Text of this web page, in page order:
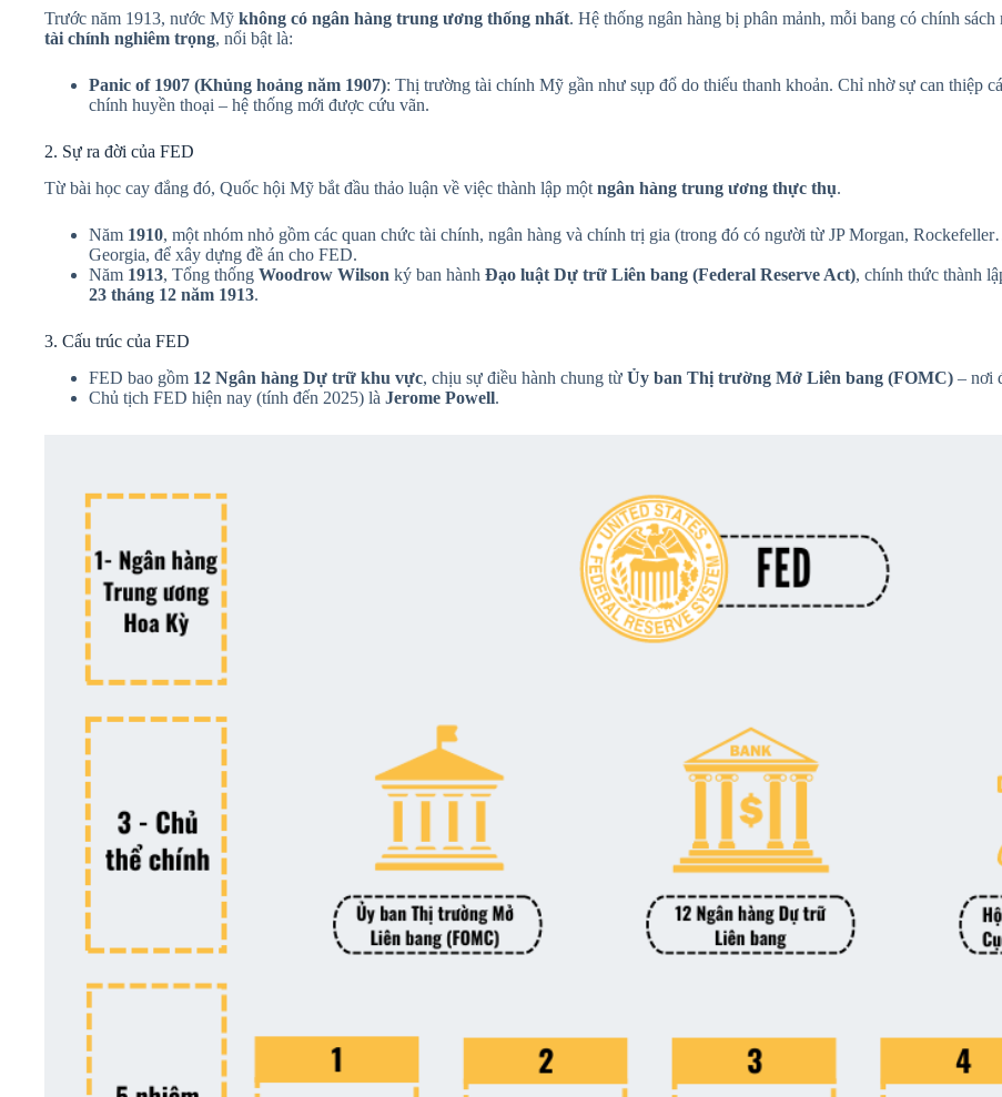
Trước năm 1913, nước Mỹ không có ngân hàng trung ương thống nhất. Hệ thống ngân hàng bị phân mảnh, mỗi bang có chính sách
tài chính nghiêm trọng, nổi bật là:
Panic of 1907 (Khủng hoảng năm 1907): Thị trường tài chính Mỹ gần như sụp đổ do thiếu thanh khoản. Chỉ nhờ sự can thiệp
chính huyền thoại – hệ thống mới được cứu vãn.
2. Sự ra đời của FED
Từ bài học cay đắng đó, Quốc hội Mỹ bắt đầu thảo luận về việc thành lập một ngân hàng trung ương thực thụ.
Năm 1910, một nhóm nhỏ gồm các quan chức tài chính, ngân hàng và chính trị gia (trong đó có người từ JP Morgan,
Georgia, để xây dựng đề án cho FED.
Năm 1913, Tổng thống Woodrow Wilson ký ban hành Đạo luật Dự trữ Liên bang (Federal Reserve Act), chính thức thành
23 tháng 12 năm 1913.
3. Cấu trúc của FED
FED bao gồm 12 Ngân hàng Dự trữ khu vực, chịu sự điều hành chung từ Ủy ban Thị trường Mở Liên bang (FOMC) – nơi
Chủ tịch FED hiện nay (tính đến 2025) là Jerome Powell.